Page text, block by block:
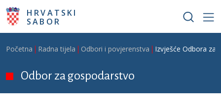
Skoči na glavni sadržaj
HRVATSKI
SABOR
Breadcrumb
Početna Radna tijela Odbori i povjerenstva Izvješće Odbora za
Odbor za gospodarstvo